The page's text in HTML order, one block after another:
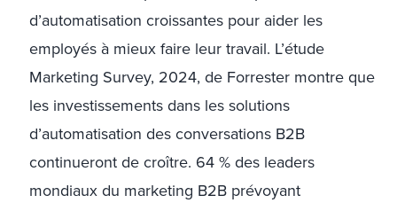
d’automatisation croissantes pour aider les
employés à mieux faire leur travail. L’étude
Marketing Survey, 2024, de Forrester montre que
les investissements dans les solutions
d’automatisation des conversations B2B
continueront de croître. 64 % des leaders
mondiaux du marketing B2B prévoyant